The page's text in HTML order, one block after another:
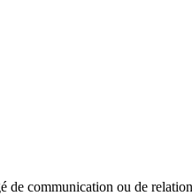
de communication ou de